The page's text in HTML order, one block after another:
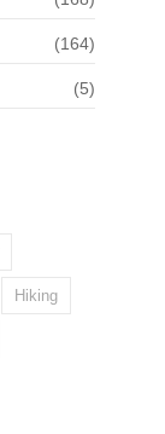
(164)
(5)
Hiking